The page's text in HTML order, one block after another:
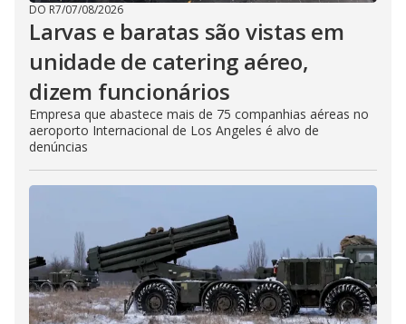
DO R7/07/08/2026
Larvas e baratas são vistas em
unidade de catering aéreo,
dizem funcionários
Empresa que abastece mais de 75 companhias aéreas no
aeroporto Internacional de Los Angeles é alvo de
denúncias